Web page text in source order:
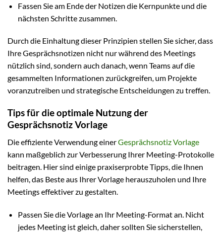
Fassen Sie am Ende der Notizen die Kernpunkte und die
nächsten Schritte zusammen.
Durch die Einhaltung dieser Prinzipien stellen Sie sicher, dass
Ihre Gesprächsnotizen nicht nur während des Meetings
nützlich sind, sondern auch danach, wenn Teams auf die
gesammelten Informationen zurückgreifen, um Projekte
voranzutreiben und strategische Entscheidungen zu treffen.
Tips für die optimale Nutzung der
Gesprächsnotiz Vorlage
Die effiziente Verwendung einerGesprächsnotiz Vorlage
kann maßgeblich zur Verbesserung Ihrer Meeting-Protokolle
beitragen. Hier sind einige praxiserprobte Tipps, die Ihnen
helfen, das Beste aus Ihrer Vorlage herauszuholen und Ihre
Meetings effektiver zu gestalten.
Passen Sie die Vorlage an Ihr Meeting-Format an. Nicht
jedes Meeting ist gleich, daher sollten Sie sicherstellen,